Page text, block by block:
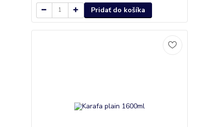
Pridať do košíka